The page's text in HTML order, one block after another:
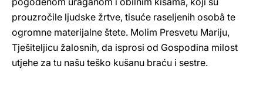
prouzročile ljudske žrtve, tisuće raseljenih osobâ te
ogromne materijalne štete. Molim Presvetu Mariju,
Tješiteljicu žalosnih, da isprosi od Gospodina milost
utjehe za tu našu teško kušanu braću i sestre.